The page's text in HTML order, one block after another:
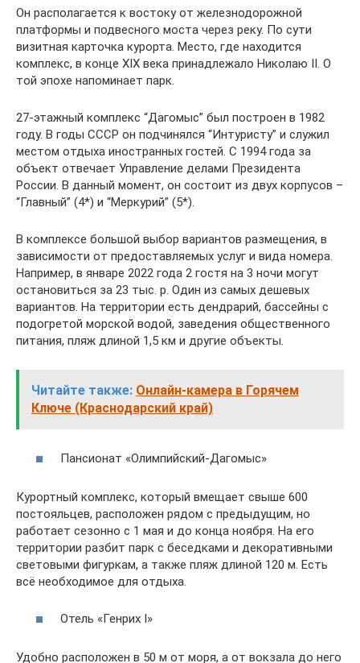
Он располагается к востоку от железнодорожной
платформы и подвесного моста через реку. По сути
визитная карточка курорта. Место, где находится
комплекс, в конце XIX века принадлежало Николаю II. О
той эпохе напоминает парк.
27-этажный комплекс “Дагомыс” был построен в 1982
году. В годы СССР он подчинялся “Интуристу” и служил
местом отдыха иностранных гостей. С 1994 года за
объект отвечает Управление делами Президента
России. В данный момент, он состоит из двух корпусов –
“Главный” (4*) и “Меркурий” (5*).
В комплексе большой выбор вариантов размещения, в
зависимости от предоставляемых услуг и вида номера.
Например, в январе 2022 года 2 гостя на 3 ночи могут
остановиться за 23 тыс. р. Один из самых дешевых
вариантов. На территории есть дендрарий, бассейны с
подогретой морской водой, заведения общественного
питания, пляж длиной 1,5 км и другие объекты.
Читайте также: Онлайн-камера в Горячем
Ключе (Краснодарский край)
Пансионат «Олимпийский-Дагомыс»
Курортный комплекс, который вмещает свыше 600
постояльцев, расположен рядом с предыдущим, но
работает сезонно с 1 мая и до конца ноября. На его
территории разбит парк с беседками и декоративными
световыми фигуркам, а также пляж длиной 120 м. Есть
всё необходимое для отдыха.
Отель «Генрих I»
Удобно расположен в 50 м от моря, а от вокзала до него